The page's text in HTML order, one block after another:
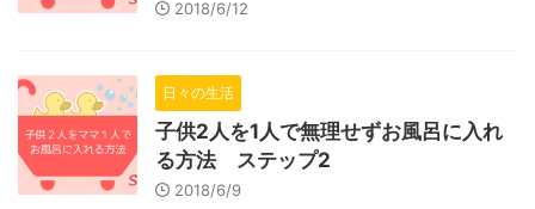
2018/6/12
日々の生活
子供2人を1人で無理せずお風呂に入れ
る方法 ステップ2
2018/6/9